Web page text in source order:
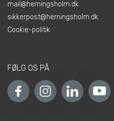
mail@herningsholm.dk
sikkerpost@herningsholm.dk
Cookie-politik
FØLG OS PÅ